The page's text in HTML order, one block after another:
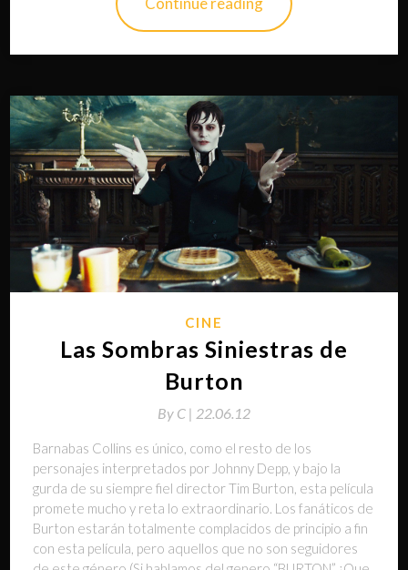
CINE
Las Sombras Siniestras de
Burton
By C | 22.06.12
Barnabas Collins es único, como el resto de los
personajes interpretados por Johnny Depp, y bajo la
gurda de su siempre fiel director Tim Burton, esta película
promete mucho y reta lo extraordinario. Los fanáticos de
Burton estarán totalmente complacidos de principio a fin
con esta película, pero aquellos que no son seguidores